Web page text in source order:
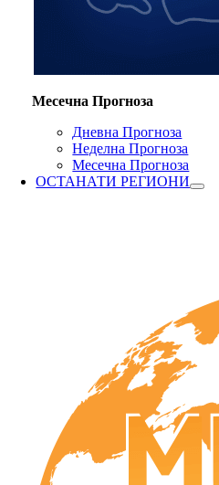
Месечна Прогноза
Дневна Прогноза
Неделна Прогноза
Месечна Прогноза
ОСТАНАТИ РЕГИОНИ